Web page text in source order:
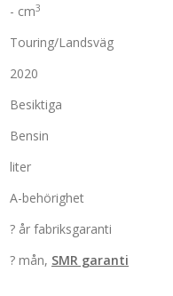
- cm3
Touring/Landsväg
2020
Besiktiga
Bensin
liter
A-behörighet
? år fabriksgaranti
? mån, SMR garanti